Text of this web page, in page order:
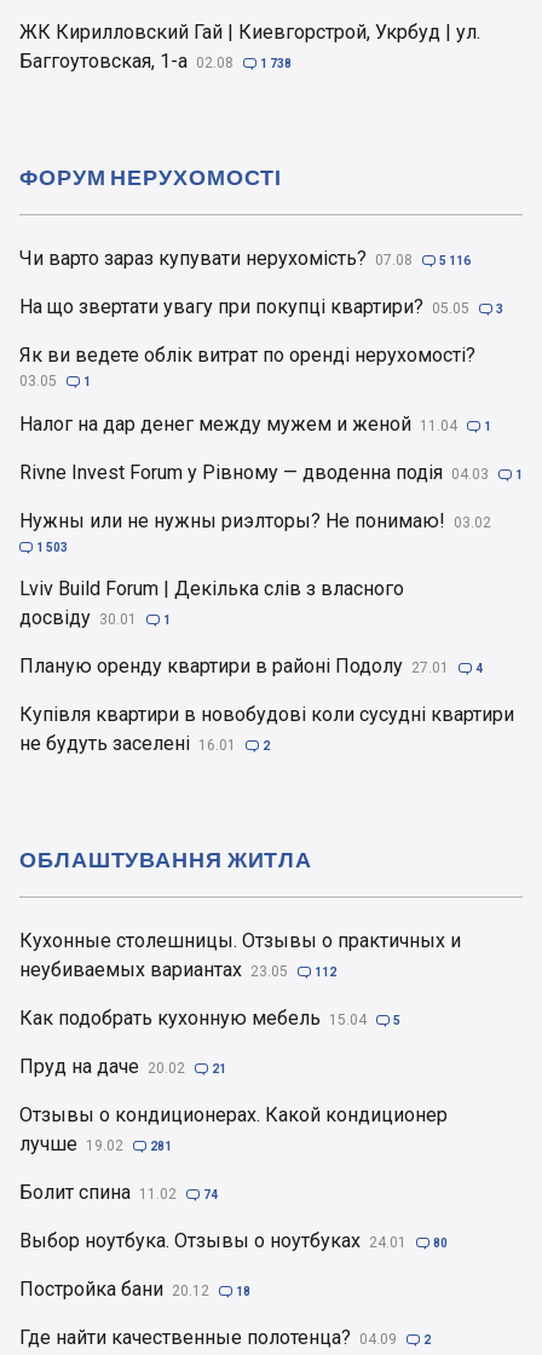
ЖК Кирилловский Гай | Киевгорстрой, Укрбуд | ул.
Баггоутовская, 1-а 02.08  1 738
Чи варто зараз купувати нерухомість? 07.08  5 116
На що звертати увагу при покупці квартири? 05.05  3
Як ви ведете облік витрат по оренді нерухомості?
03.05  1
Налог на дар денег между мужем и женой 11.04  1
Rivne Invest Forum у Рівному — дводенна подія 04.03  1
Нужны или не нужны риэлторы? Не понимаю! 03.02
 1 503
Lviv Build Forum | Декілька слів з власного
досвіду 30.01  1
Планую оренду квартири в районі Подолу 27.01  4
Купівля квартири в новобудові коли сусудні квартири
не будуть заселені 16.01  2
ФОРУМ НЕРУХОМОСТІ
Кухонные столешницы. Отзывы о практичных и
неубиваемых вариантах 23.05  112
Как подобрать кухонную мебель 15.04  5
Пруд на даче 20.02  21
Отзывы о кондиционерах. Какой кондиционер
лучше 19.02  281
Болит спина 11.02  74
Выбор ноутбука. Отзывы о ноутбуках 24.01  80
Постройка бани 20.12  18
Где найти качественные полотенца? 04.09  2
ОБЛАШТУВАННЯ ЖИТЛА